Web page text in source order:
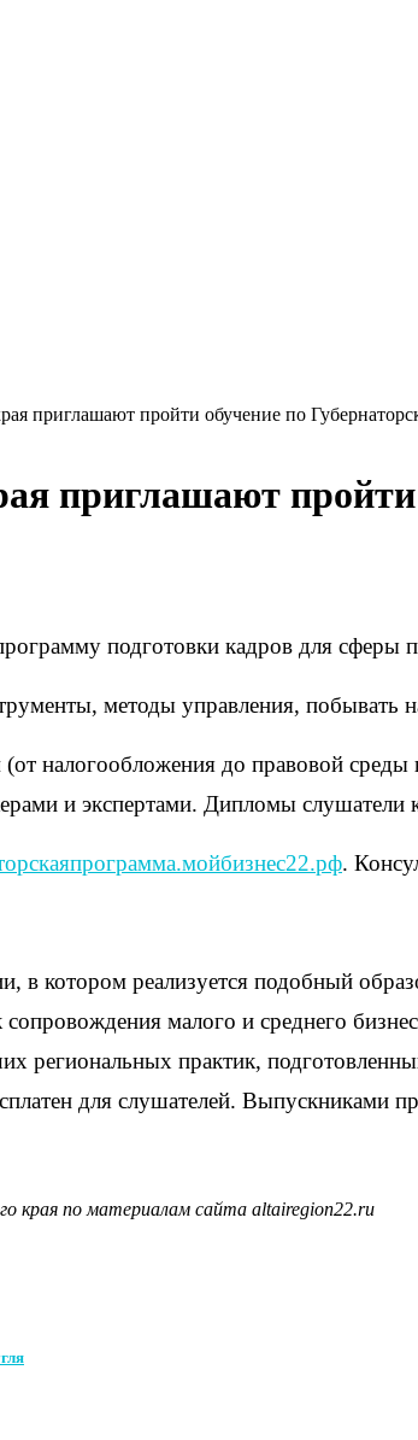
приглашают пройти обучение по
приглашают пройти
подготовки кадров для сферы
методы управления, побывать
налогообложения до правовой среды
и экспертами. Дипломы слушатели
.
в котором реализуется подобный
малого и среднего
региональных практик,
для слушателей. Выпускниками
края по материалам сайта altairegion22.ru